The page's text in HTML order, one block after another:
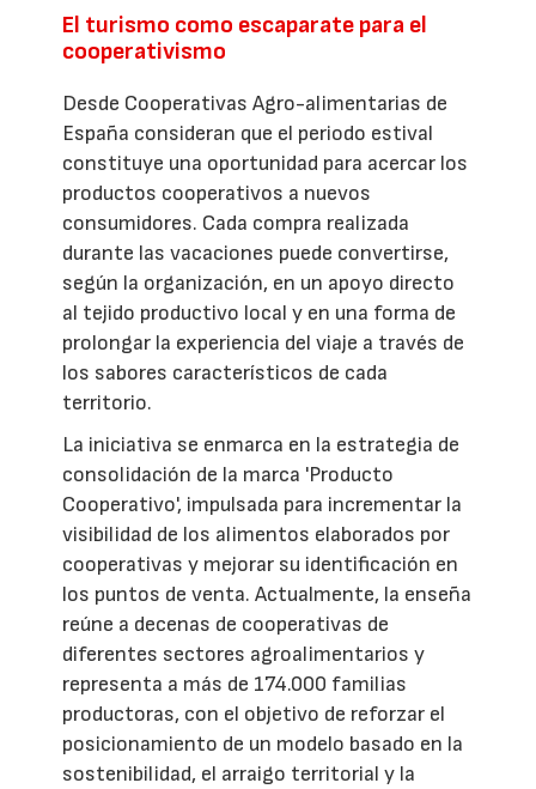
El turismo como escaparate para el
cooperativismo
Desde Cooperativas Agro-alimentarias de
España consideran que el periodo estival
constituye una oportunidad para acercar los
productos cooperativos a nuevos
consumidores. Cada compra realizada
durante las vacaciones puede convertirse,
según la organización, en un apoyo directo
al tejido productivo local y en una forma de
prolongar la experiencia del viaje a través de
los sabores característicos de cada
territorio.
La iniciativa se enmarca en la estrategia de
consolidación de la marca 'Producto
Cooperativo', impulsada para incrementar la
visibilidad de los alimentos elaborados por
cooperativas y mejorar su identificación en
los puntos de venta. Actualmente, la enseña
reúne a decenas de cooperativas de
diferentes sectores agroalimentarios y
representa a más de 174.000 familias
productoras, con el objetivo de reforzar el
posicionamiento de un modelo basado en la
sostenibilidad, el arraigo territorial y la